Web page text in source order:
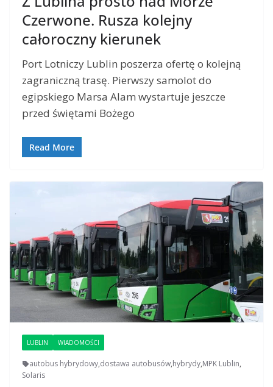
Czerwone. Rusza kolejny
całoroczny kierunek
Port Lotniczy Lublin poszerza ofertę o kolejną
zagraniczną trasę. Pierwszy samolot do
egipskiego Marsa Alam wystartuje jeszcze
przed świętami Bożego
Read More
LUBLIN WIADOMOŚCI
autobus hybrydowy,dostawa autobusów,hybrydy,MPK Lublin,
Solaris